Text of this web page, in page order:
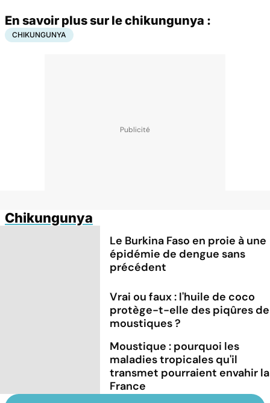
En savoir plus sur le chikungunya :
CHIKUNGUNYA
Chikungunya
Le Burkina Faso en proie à une
épidémie de dengue sans
précédent
Vrai ou faux : l'huile de coco
protège-t-elle des piqûres de
moustiques ?
Moustique : pourquoi les
maladies tropicales qu'il
transmet pourraient envahir la
France